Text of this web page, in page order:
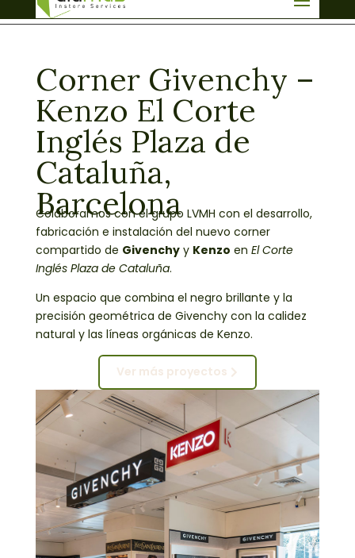
info@aluma3.com
Corner Givenchy –
Kenzo El Corte
Inglés Plaza de
Cataluña,
Barcelona
Colaboramos con el grupo LVMH con el desarrollo,
fabricación e instalación del nuevo corner
compartido de Givenchyy Kenzo en El Corte
Inglés Plaza de Cataluña.
Un espacio que combina el negro brillante y la
precisión geométrica de Givenchy con la calidez
natural y las líneas orgánicas de Kenzo.
Ver más proyectos